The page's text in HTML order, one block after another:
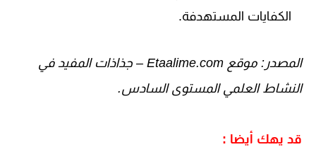
الكفايات المستهدفة.
المصدر: موقع Etaalime.com – جذاذات المفيد في
النشاط العلمي المستوى السادس.
قد يهك أيضا :